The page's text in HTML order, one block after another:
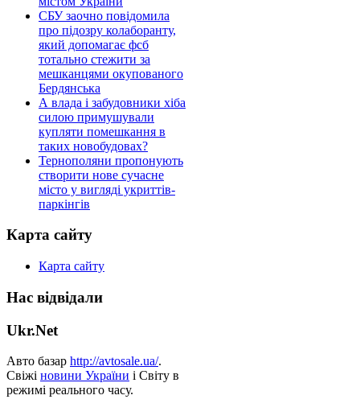
СБУ заочно повідомила
про підозру колаборанту,
який допомагає фсб
тотально стежити за
мешканцями окупованого
Бердянська
А влада і забудовники хіба
силою примушували
купляти помешкання в
таких новобудовах?
Тернополяни пропонують
створити нове сучасне
місто у вигляді укриттів-
паркінгів
Карта сайту
Карта сайту
Нас відвідали
Ukr.Net
Авто базар http://avtosale.ua/.
Свіжі новини України і Світу в
режимі реального часу.